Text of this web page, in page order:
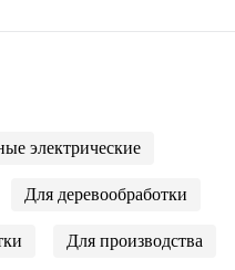
электрические
Для деревообработки
Для производства